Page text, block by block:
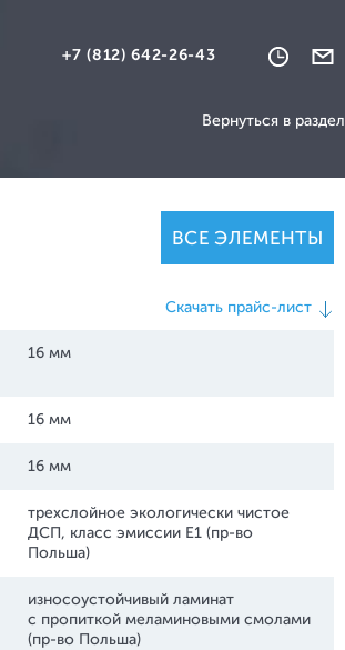
+7 (812) 642-26-43
Вернуться в раздел
ВСЕ ЭЛЕМЕНТЫ
Скачать прайс-лист
16 мм
16 мм
16 мм
трехслойное экологически чистое
ДСП, класс эмиссии Е1 (пр‐во
Польша)
износоустойчивый ламинат
с пропиткой меламиновыми смолами
(пр‐во Польша)